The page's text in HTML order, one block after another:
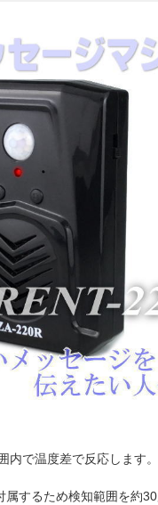
内で温度差で反応します
するため検知範囲を約